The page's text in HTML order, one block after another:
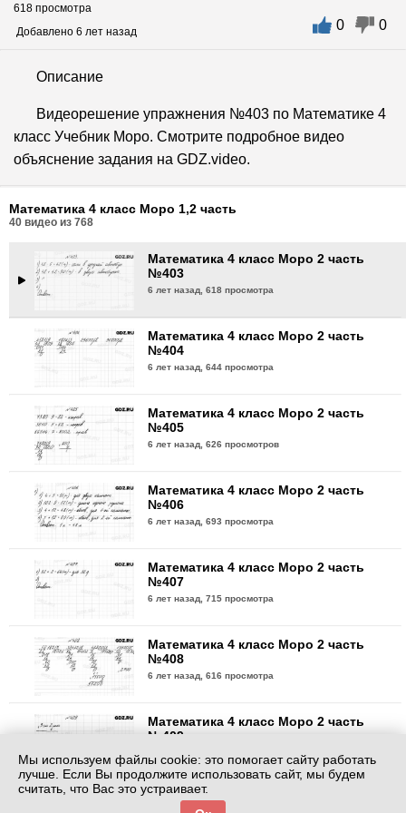
618 просмотра
Добавлено 6 лет назад
0 0
Описание
Видеорешение упражнения №403 по Математике 4
класс Учебник Моро. Смотрите подробное видео
объяснение задания на GDZ.video.
Математика 4 класс Моро 1,2 часть
40 видео из 768
Математика 4 класс Моро 2 часть
№401
6 лет назад,586 просмотров
6 лет назад,626 просмотров
Математика 4 класс Моро 2 часть
№403
6 лет назад,618 просмотра
Математика 4 класс Моро 2 часть
№404
6 лет назад,644 просмотра
Математика 4 класс Моро 2 часть
№405
6 лет назад,626 просмотров
Математика 4 класс Моро 2 часть
№406
6 лет назад,693 просмотра
Математика 4 класс Моро 2 часть
№407
6 лет назад,715 просмотра
Математика 4 класс Моро 2 часть
№408
6 лет назад,616 просмотра
Математика 4 класс Моро 2 часть
№409
Математика 4 класс Моро 2 часть
Мы используем файлы cookie: это помогает сайту работать
лучше. Если Вы продолжите использовать сайт, мы будем
считать, что Вас это устраивает.